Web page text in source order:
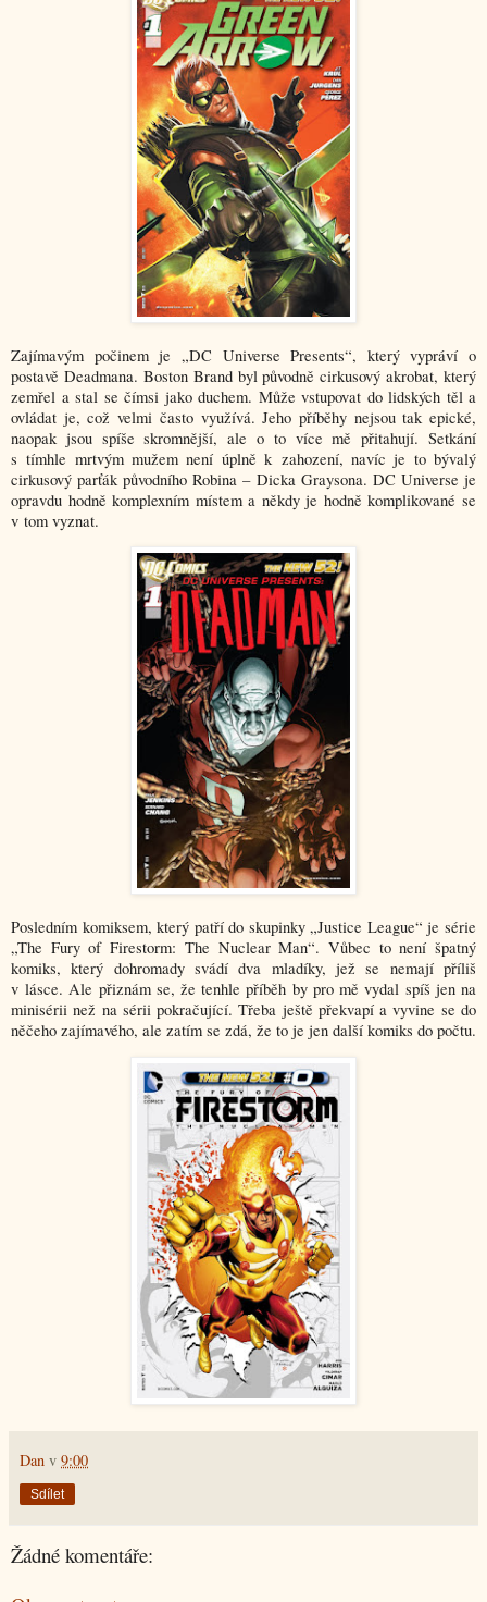
Zajímavým počinem je „DC Universe Presents“, který vypráví o
postavě Deadmana. Boston Brand byl původně cirkusový akrobat, který
zemřel a stal se čímsi jako duchem. Může vstupovat do lidských těl a
ovládat je, což velmi často využívá. Jeho příběhy nejsou tak epické,
naopak jsou spíše skromnější, ale o to více mě přitahují. Setkání
s tímhle mrtvým mužem není úplně k zahození, navíc je to bývalý
cirkusový parťák původního Robina – Dicka Graysona. DC Universe je
opravdu hodně komplexním místem a někdy je hodně komplikované se
v tom vyznat.
Posledním komiksem, který patří do skupinky „Justice League“ je série
„The Fury of Firestorm: The Nuclear Man“. Vůbec to není špatný
komiks, který dohromady svádí dva mladíky, jež se nemají příliš
v lásce. Ale přiznám se, že tenhle příběh by pro mě vydal spíš jen na
minisérii než na sérii pokračující. Třeba ještě překvapí a vyvine se do
něčeho zajímavého, ale zatím se zdá, že to je jen další komiks do počtu.
Dan v 9:00
Sdílet
Žádné komentáře: